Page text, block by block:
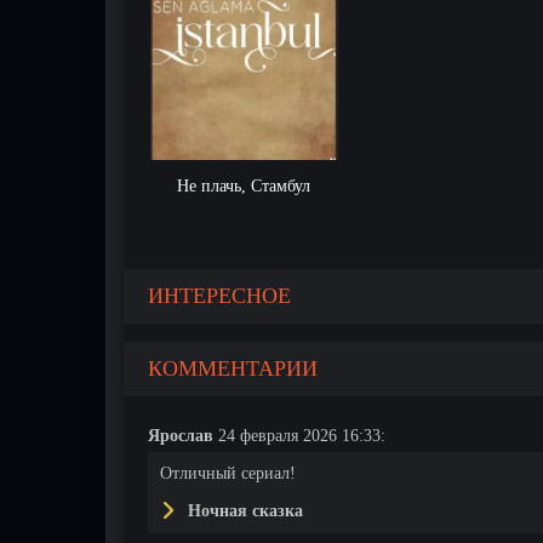
Не плачь, Стамбул
ИНТЕРЕСНОЕ
КОММЕНТАРИИ
Ярослав 24 февраля 2026 16:33:
Отличный сериал!
Ночная сказка